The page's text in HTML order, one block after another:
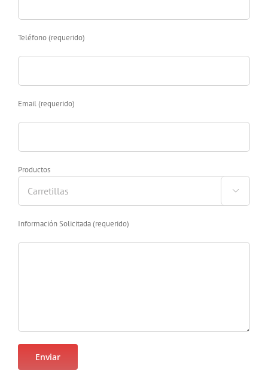
Teléfono (requerido)
Email (requerido)
Productos

Información Solicitada (requerido)